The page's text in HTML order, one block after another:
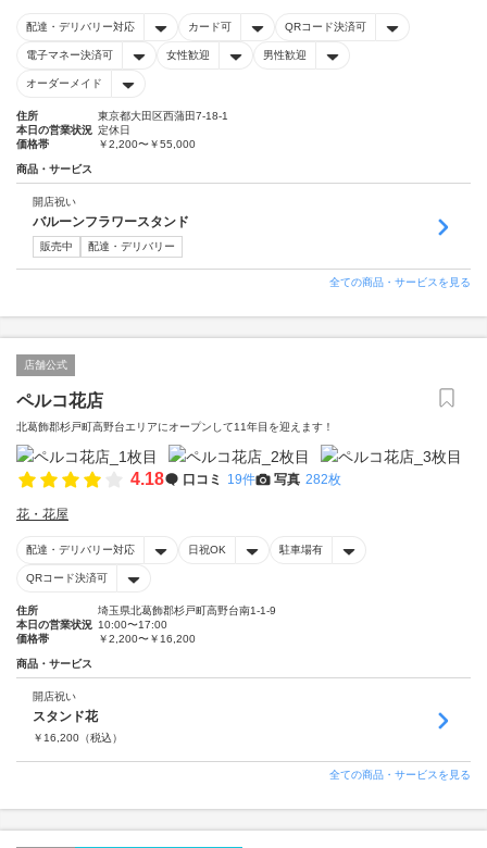
配達・デリバリー対応 カード可 QRコード決済可
電子マネー決済可 女性歓迎 男性歓迎
オーダーメイド
住所
東京都大田区西蒲田7-18-1
本日の営業状況 定休日
価格帯
￥2,200〜￥55,000
商品・サービス
開店祝い
バルーンフラワースタンド
販売中 配達・デリバリー
全ての商品・サービスを見る
店舗公式
ペルコ花店
北葛飾郡杉戸町高野台エリアにオープンして11年目を迎えます！
4.18 口コミ 19件 写真 282枚
花・花屋
配達・デリバリー対応 日祝OK 駐車場有
QRコード決済可
住所
埼玉県北葛飾郡杉戸町高野台南1-1-9
本日の営業状況 10:00〜17:00
価格帯
￥2,200〜￥16,200
商品・サービス
開店祝い
スタンド花
￥ 16,200 （税込）
全ての商品・サービスを見る